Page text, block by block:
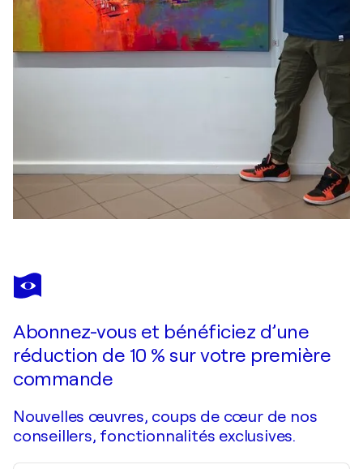
Abonnez-vous et bénéficiez d’une
réduction de 10 % sur votre première
commande
Nouvelles œuvres, coups de cœur de nos
conseillers, fonctionnalités exclusives.